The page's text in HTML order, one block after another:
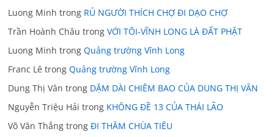
Luong Minh trong RỦ NGƯỜI THÍCH CHỢ ĐI DẠO CHỢ
Trần Hoành Châu trongVỚI TÔI-VĨNH LONG LÀ ĐẤT PHẬT
Luong Minh trongQuảng trường Vĩnh Long
Franc Lê trongQuảng trường Vĩnh Long
Dung Thị Vân trong DẶM DÀI CHIÊM BAO CỦA DUNG THỊ VÂN
Nguyễn Triệu Hải trong KHÔNG ĐỀ 13 CỦA THÁI LÃO
Võ Văn Thắng trongĐI THĂM CHÙA TIÊU